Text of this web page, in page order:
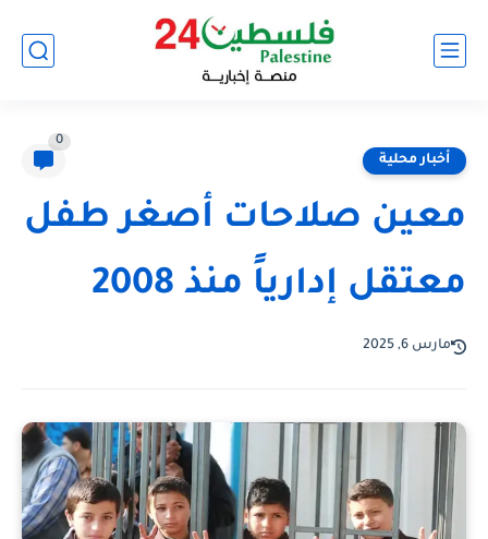
أخبار محلية
0
معين صلاحات أصغر طفل
معتقل إدارياً منذ 2008
مارس 6, 2025